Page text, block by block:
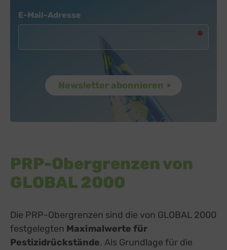
E-Mail-Adresse
PRP-Obergrenzen von
GLOBAL 2000
Die PRP-Obergrenzen sind die von GLOBAL 2000
festgelegten Maximalwerte für
Pestizidrückstände. Als Grundlage für die